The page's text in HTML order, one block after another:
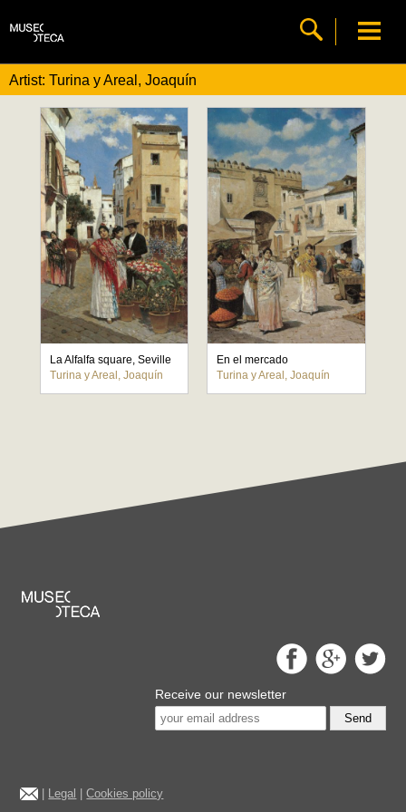
Artist: Turina y Areal, Joaquín
La Alfalfa square, Seville
Turina y Areal, Joaquín
En el mercado
Turina y Areal, Joaquín
Receive our newsletter
Send
Legal |Cookies policy